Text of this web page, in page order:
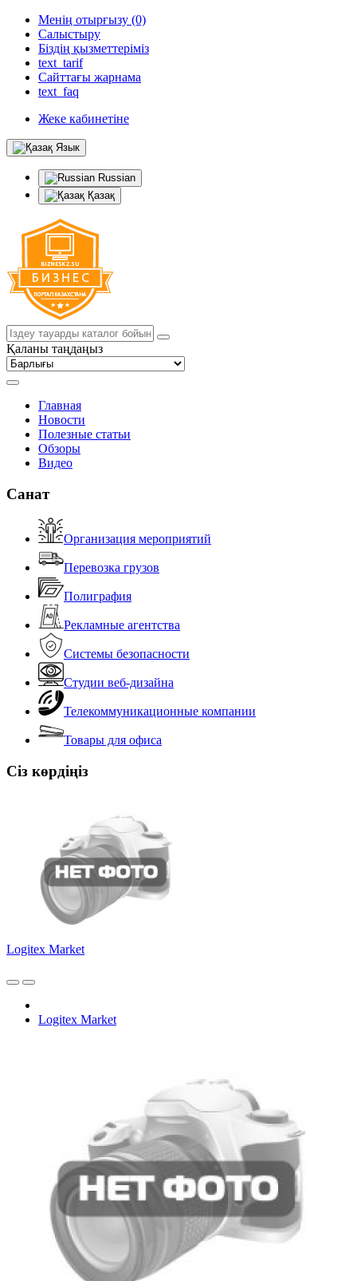
Менің отырғызу (0)
Салыстыру
Біздің қызметтеріміз
text_tarif
Сайттағы жарнама
text_faq
Жеке кабинетіне
Язык
Russian
Қазақ
Қаланы таңдаңыз
Главная
Новости
Полезные статьи
Обзоры
Видео
Санат
Организация мероприятий
Перевозка грузов
Полиграфия
Рекламные агентства
Системы безопасности
Студии веб-дизайна
Телекоммуникационные компании
Товары для офиса
Сіз көрдіңіз
Logitex Market
Logitex Market